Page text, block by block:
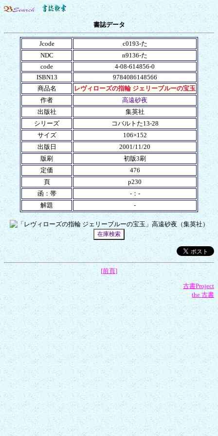
書誌データ
Jcode
c0193-た
NDC
n9136-た
code
4-08-614856-0
ISBN13
9784086148566
商品名
レヴィローズの指輪 ジェリーブルーの宝玉
作者
高遠砂夜
出版社
集英社
シリーズ
コバルトた13-28
サイズ
106×152
出版日
2001/11/20
版刷
初版3刷
定価
476
頁
p230
函：帯
-：-
解題
-
[前頁]
古書Project
the 古書